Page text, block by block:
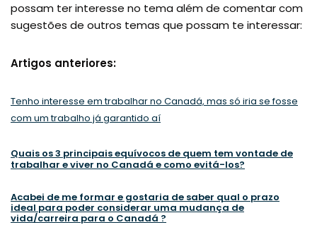
possam ter interesse no tema além de comentar com
sugestões de outros temas que possam te interessar:
Artigos anteriores:
Tenho interesse em trabalhar no Canadá, mas só iria se fosse
com um trabalho já garantido aí
Quais os 3 principais equívocos de quem tem vontade de
trabalhar e viver no Canadá e como evitá-los?
Acabei de me formar e gostaria de saber qual o prazo
ideal para poder considerar uma mudança de
vida/carreira para o Canadá ?